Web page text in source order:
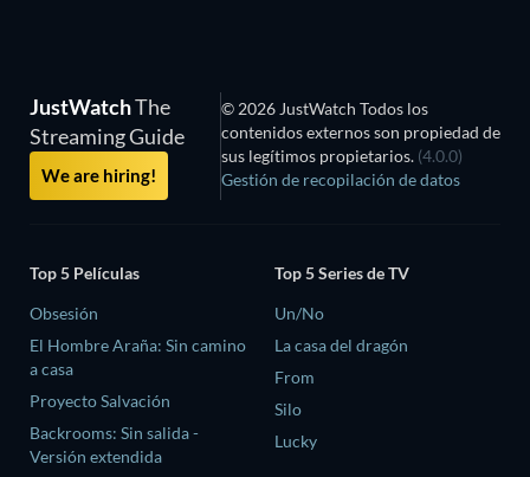
JustWatchThe
Streaming Guide
We are hiring!
© 2026 JustWatch Todos los
contenidos externos son propiedad de
sus legítimos propietarios. (4.0.0)
Gestión de recopilación de datos
Top 5 Películas
Obsesión
El Hombre Araña: Sin camino
a casa
Proyecto Salvación
Backrooms: Sin salida -
Versión extendida
Top 5 Series de TV
Un/No
La casa del dragón
From
Silo
Lucky